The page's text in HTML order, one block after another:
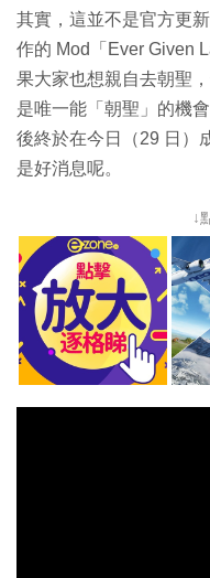
其實，這並不是官方更
作的 Mod「Ever Given
果大家也想親自去朝聖
是唯一能「朝聖」的機
後終於在今日（29 日）
是好消息呢。
↓